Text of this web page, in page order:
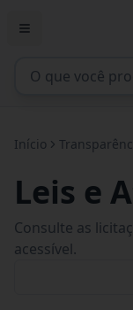
Início
Leis e
Consulte as
acessível.